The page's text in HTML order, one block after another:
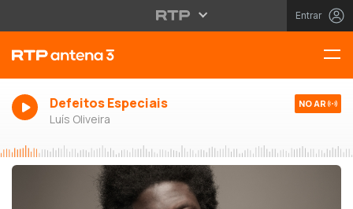
Entrar
Defeitos Especiais
Luís Oliveira
NO AR